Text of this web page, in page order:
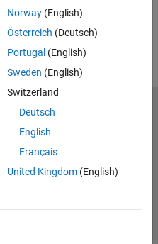
this information?
Norway(English)
Österreich (Deutsch)
Portugal (English)
Sweden (English)
Switzerland
Deutsch
English
Français
United Kingdom(English)
Politique de confidentialité
applications